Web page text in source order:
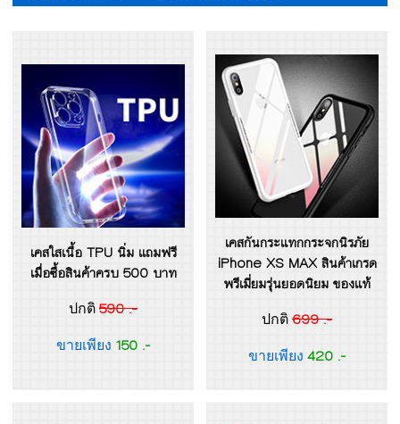
เคสใสเนื้อ TPU นิ่ม แถมฟรี
เมื่อซื้อสินค้าครบ 500 บาท
ปกติ 590 .-
ขายเพียง 150 .-
เคสกันกระแทกกระจกนิรภัย
iPhone XS MAX สินค้าเกรด
พรีเมี่ยมรุ่นยอดนิยม ของแท้
ปกติ 699 .-
ขายเพียง 420 .-